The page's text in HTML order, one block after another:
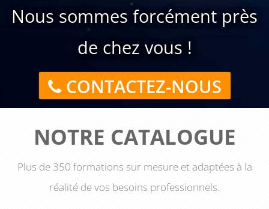
Nous sommes forcément près
de chez vous !
CONTACTEZ-NOUS
NOTRE CATALOGUE
Plus de 350 formations sur mesure et adaptées à la
réalité de vos besoins professionnels.